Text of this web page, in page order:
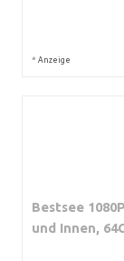
* Anzeige
Bestsee
und Innen,